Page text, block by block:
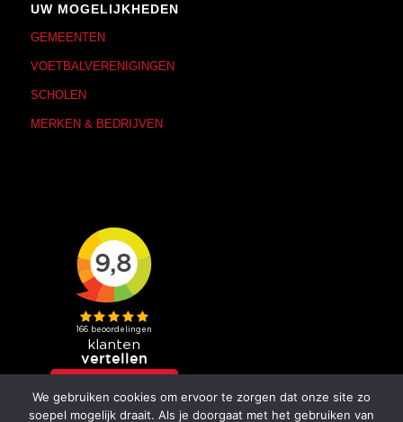
UW MOGELIJKHEDEN
GEMEENTEN
VOETBALVERENIGINGEN
SCHOLEN
MERKEN & BEDRIJVEN
We gebruiken cookies om ervoor te zorgen dat onze site zo
soepel mogelijk draait. Als je doorgaat met het gebruiken van